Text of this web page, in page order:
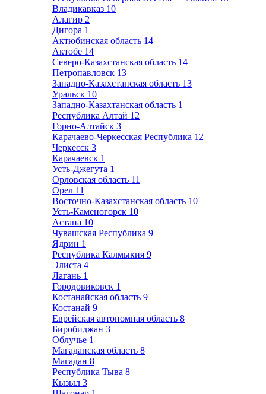
Владикавказ 10
Алагир 2
Дигора 1
Актюбинская область 14
Актобе 14
Северо-Казахстанская область 14
Петропавловск 13
Западно-Казахстанская область 13
Уральск 10
Западно-Казахтанская область 1
Республика Алтай 12
Горно-Алтайск 3
Карачаево-Черкесская Республика 12
Черкесск 3
Карачаевск 1
Усть-Джегута 1
Орловская область 11
Орел 11
Восточно-Казахстанская область 10
Усть-Каменогорск 10
Астана 10
Чувашская Республика 9
Ядрин 1
Республика Калмыкия 9
Элиста 4
Лагань 1
Городовиковск 1
Костанайская область 9
Костанай 9
Еврейская автономная область 8
Биробиджан 3
Облучье 1
Магаданская область 8
Магадан 8
Республика Тыва 8
Кызыл 3